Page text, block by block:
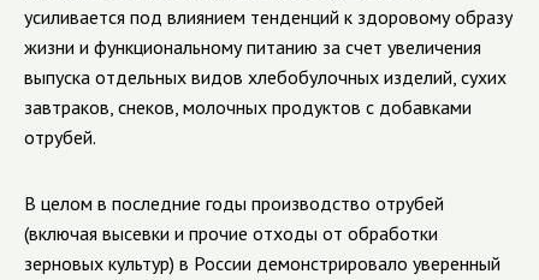
усиливается под влиянием тенденций к здоровому образу
жизни и функциональному питанию за счет увеличения
выпуска отдельных видов хлебобулочных изделий, сухих
завтраков, снеков, молочных продуктов с добавками
отрубей.
В целом в последние годы производство отрубей
(включая высевки и прочие отходы от обработки
зерновых культур) в России демонстрировало уверенный